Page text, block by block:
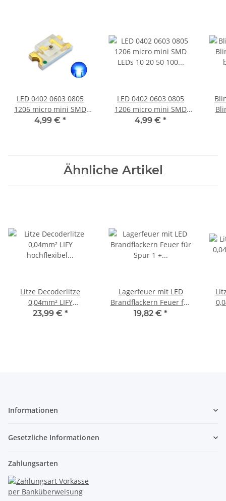
LED 0402 0603 0805
1206 micro mini SMD
LEDs 10 20 50 100 Stück
4,99 € *
LED 0402 0603 0805
1206 micro mini SMD
LEDs 10 20 50 100 Stück
4,99 € *
Ähnliche Artikel
Litze Decoderlitze
0,04mm² LIFY
hochflexibel dünn 100
23,99 € *
Lagerfeuer mit LED
Brandflackern Feuer für
Spur 1 + G und
19,82 € *
Informationen
Gesetzliche Informationen
Zahlungsarten